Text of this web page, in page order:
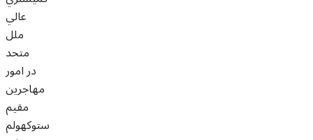
عالي
ملل
متحد
در امور
مهاجرين
مقيم
ستوکهولم